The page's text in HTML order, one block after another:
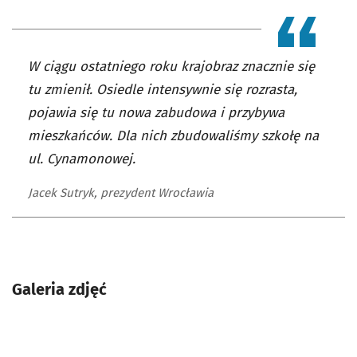
W ciągu ostatniego roku krajobraz znacznie się
tu zmienił. Osiedle intensywnie się rozrasta,
pojawia się tu nowa zabudowa i przybywa
mieszkańców. Dla nich zbudowaliśmy szkołę na
ul. Cynamonowej.
Jacek Sutryk, prezydent Wrocławia
Galeria zdjęć